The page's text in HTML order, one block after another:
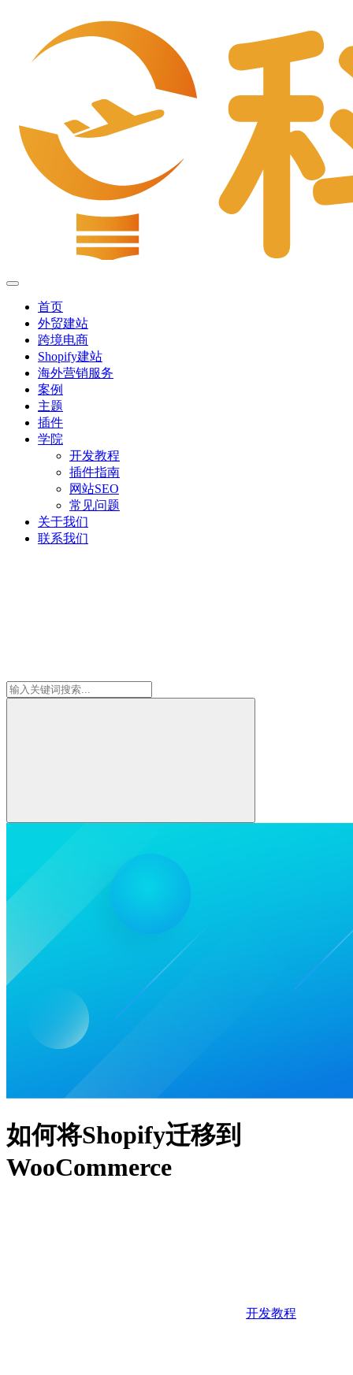
首页
外贸建站
跨境电商
Shopify建站
海外营销服务
案例
主题
插件
学院
开发教程
插件指南
网站SEO
常见问题
关于我们
联系我们
如何将Shopify迁移到
WooCommerce
开发教程